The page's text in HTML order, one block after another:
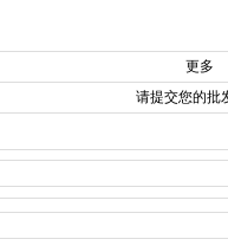
更多
请提交您的批